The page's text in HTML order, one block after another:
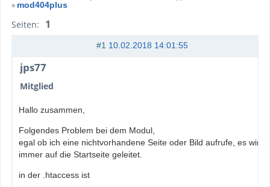
» mod404plus
Seiten: 1
#1 10.02.2018 14:01:55
jps77
Mitglied
Hallo zusammen,
Folgendes Problem bei dem Modul,
egal ob ich eine nichtvorhandene Seite oder Bild aufrufe, es wird
immer auf die Startseite geleitet.
in der .htaccess ist